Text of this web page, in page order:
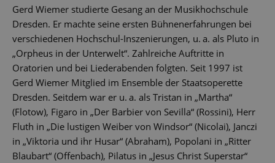
Gerd Wiemer studierte Gesang an der Musikhochschule
Dresden. Er machte seine ersten Bühnenerfahrungen bei
verschiedenen Hochschul-Inszenierungen, u. a. als Pluto in
„Orpheus in der Unterwelt“. Zahlreiche Auftritte in
Oratorien und bei Liederabenden folgten. Seit 1997 ist
Gerd Wiemer Mitglied im Ensemble der Staatsoperette
Dresden. Seitdem war er u. a. als Tristan in „Martha“
(Flotow), Figaro in „Der Barbier von Sevilla“ (Rossini), Herr
Fluth in „Die lustigen Weiber von Windsor“ (Nicolai), Janczi
in „Viktoria und ihr Husar“ (Abraham), Popolani in „Ritter
Blaubart“ (Offenbach), Pilatus in „Jesus Christ Superstar“